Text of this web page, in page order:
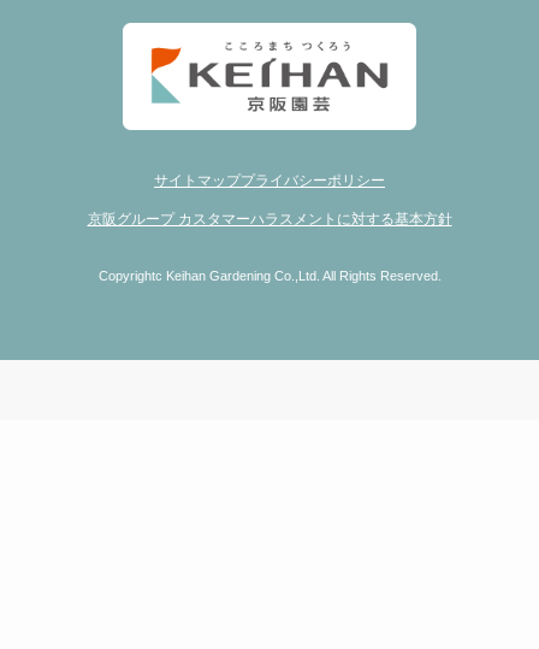
サイトマッププライバシーポリシー
京阪グループ カスタマーハラスメントに対する基本方針
Copyrightc Keihan Gardening Co.,Ltd. All Rights Reserved.